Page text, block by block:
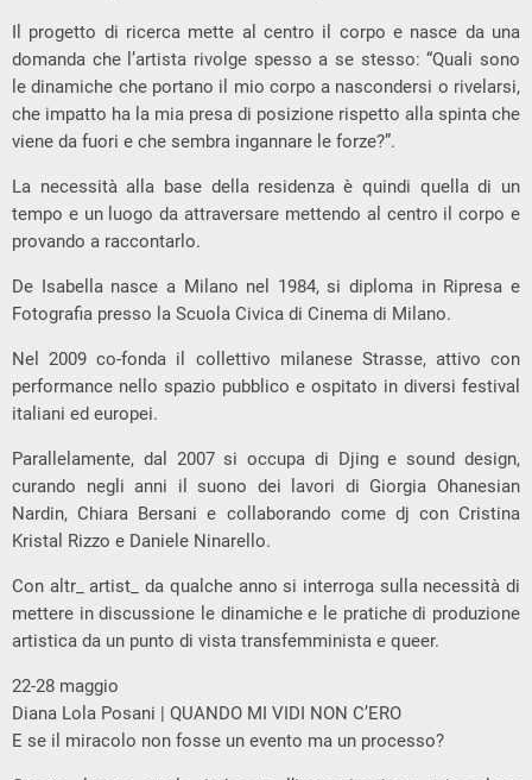
Il progetto di ricerca mette al centro il corpo e nasce da una
domanda che l’artista rivolge spesso a se stesso: “Quali sono
le dinamiche che portano il mio corpo a nascondersi o rivelarsi,
che impatto ha la mia presa di posizione rispetto alla spinta che
viene da fuori e che sembra ingannare le forze?”.
La necessità alla base della residenza è quindi quella di un
tempo e un luogo da attraversare mettendo al centro il corpo e
provando a raccontarlo.
De Isabella nasce a Milano nel 1984, si diploma in Ripresa e
Fotografia presso la Scuola Civica di Cinema di Milano.
Nel 2009 co-fonda il collettivo milanese Strasse, attivo con
performance nello spazio pubblico e ospitato in diversi festival
italiani ed europei.
Parallelamente, dal 2007 si occupa di Djing e sound design,
curando negli anni il suono dei lavori di Giorgia Ohanesian
Nardin, Chiara Bersani e collaborando come dj con Cristina
Kristal Rizzo e Daniele Ninarello.
Con altr_ artist_ da qualche anno si interroga sulla necessità di
mettere in discussione le dinamiche e le pratiche di produzione
artistica da un punto di vista transfemminista e queer.
22-28 maggio
Diana Lola Posani | QUANDO MI VIDI NON C’ERO
E se il miracolo non fosse un evento ma un processo?